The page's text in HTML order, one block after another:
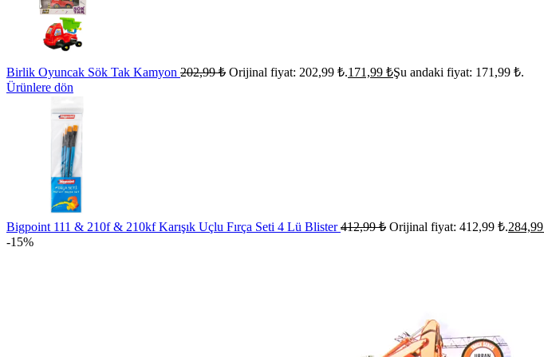
Birlik Oyuncak Sök Tak Kamyon 202,99₺ Orijinal fiyat: 202,99 ₺.171,99 ₺Şu andaki fiyat: 171,99 ₺.
Ürünlere dön
Bigpoint 111 & 210f & 210kf Karışık Uçlu Fırça Seti 4 Lü Blister412,99₺ Orijinal fiyat: 412,99 ₺.284,99
-15%